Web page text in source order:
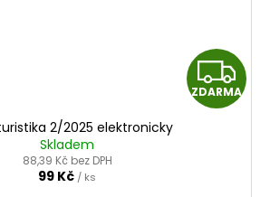
Z
D
ZDARMA
2/2025 elektronicky
Skladem
88,39 Kč bez DPH
99 Kč / ks